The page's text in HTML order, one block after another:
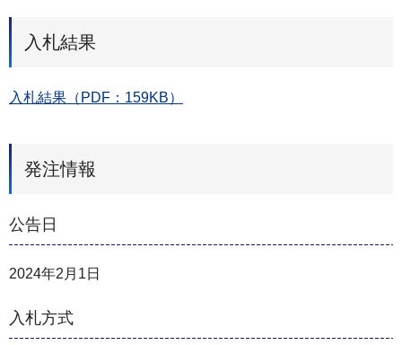
入札結果
入札結果（PDF：159KB）
発注情報
公告日
2024年2月1日
入札方式